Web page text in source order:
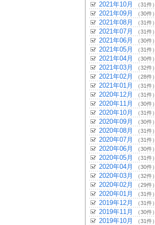
2021年10月 （31件）
2021年09月 （30件）
2021年08月 （31件）
2021年07月 （31件）
2021年06月 （30件）
2021年05月 （31件）
2021年04月 （30件）
2021年03月 （32件）
2021年02月 （28件）
2021年01月 （31件）
2020年12月 （31件）
2020年11月 （30件）
2020年10月 （31件）
2020年09月 （30件）
2020年08月 （31件）
2020年07月 （31件）
2020年06月 （30件）
2020年05月 （31件）
2020年04月 （30件）
2020年03月 （32件）
2020年02月 （29件）
2020年01月 （31件）
2019年12月 （31件）
2019年11月 （30件）
2019年10月 （31件）